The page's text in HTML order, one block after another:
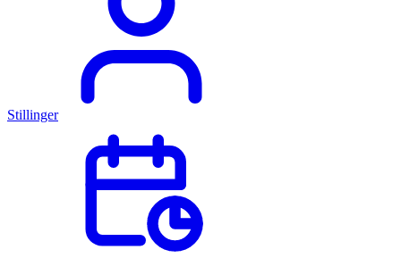
Stillinger